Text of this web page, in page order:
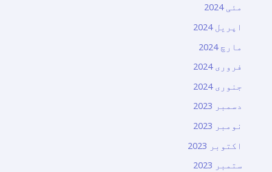
مئی 2024
اپریل 2024
مارچ 2024
فروری 2024
جنوری 2024
دسمبر 2023
نومبر 2023
اکتوبر 2023
ستمبر 2023